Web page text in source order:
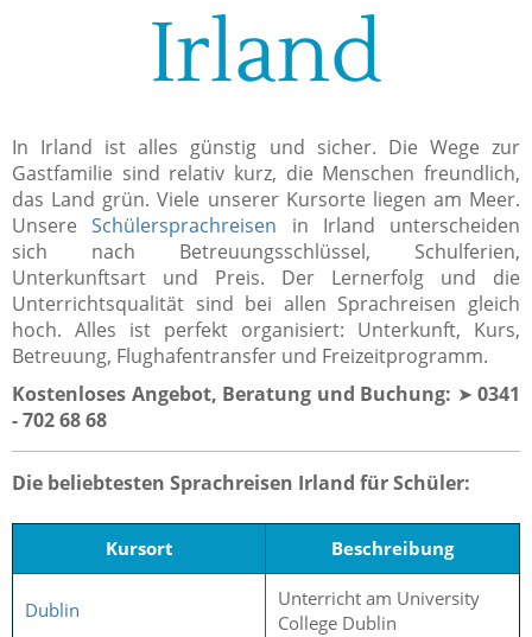
Irland
In Irland ist alles günstig und sicher. Die Wege zur
Gastfamilie sind relativ kurz, die Menschen freundlich,
das Land grün. Viele unserer Kursorte liegen am Meer.
UnsereSchülersprachreisen in Irland unterscheiden
sich nach Betreuungsschlüssel, Schulferien,
Unterkunftsart und Preis. Der Lernerfolg und die
Unterrichtsqualität sind bei allen Sprachreisen gleich
hoch. Alles ist perfekt organisiert: Unterkunft, Kurs,
Betreuung, Flughafentransfer und Freizeitprogramm.
Kostenloses Angebot, Beratung und Buchung: ➤ 0341
- 702 68 68
Die beliebtesten Sprachreisen Irland für Schüler:
Kursort Beschreibung
Dublin
Unterricht am University
College Dublin